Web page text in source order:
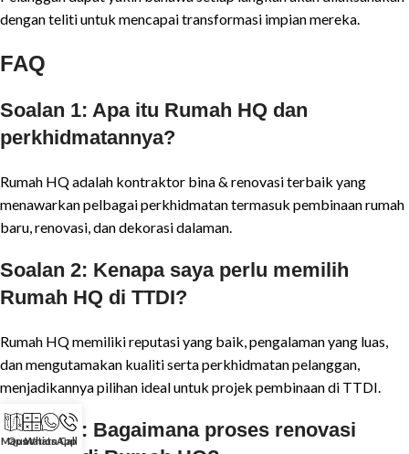
dengan teliti untuk mencapai transformasi impian mereka.
FAQ
Soalan 1: Apa itu Rumah HQ dan
perkhidmatannya?
Rumah HQ adalah kontraktor bina & renovasi terbaik yang
menawarkan pelbagai perkhidmatan termasuk pembinaan rumah
baru, renovasi, dan dekorasi dalaman.
Soalan 2: Kenapa saya perlu memilih
Rumah HQ di TTDI?
Rumah HQ memiliki reputasi yang baik, pengalaman yang luas,
dan mengutamakan kualiti serta perkhidmatan pelanggan,
menjadikannya pilihan ideal untuk projek pembinaan di TTDI.
Soalan 3: Bagaimana proses renovasi
Maps
Quotation
WhatsApp
Call